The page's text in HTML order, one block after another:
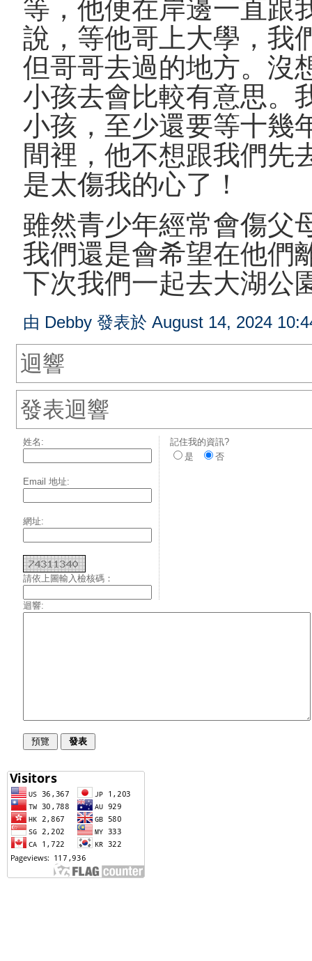
等，他便在岸邊一直跟
說，等他哥上大學，我
但哥哥去過的地方。沒
小孩去會比較有意思。
小孩，至少還要等十幾
間裡，他不想跟我們先
是太傷我的心了！
雖然青少年經常會傷父
我們還是會希望在他們
下次我們一起去大湖公
由 Debby 發表於 August 14, 2024
迴響
發表迴響
姓名:
Email 地址:
網址:
請依上圖輸入檢核碼：
記住我的資訊?
是
否
迴響: